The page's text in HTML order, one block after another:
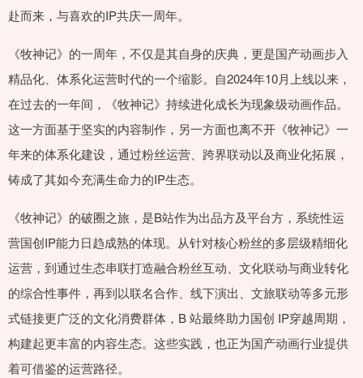
赴而来，与喜欢的IP共庆一周年。
《牧神记》的一周年，不仅是其自身的庆典，更是国产动画步入
精品化、体系化运营时代的一个缩影。自2024年10月上线以来，
在过去的一年间，《牧神记》持续进化成长为现象级动画作品。
这一方面基于坚实的内容制作，另一方面也离不开《牧神记》一
年来的体系化建设，通过粉丝运营、跨界联动以及商业化拓展，
铸成了其如今充满生命力的IP生态。
《牧神记》的破圈之旅，是B站作为出品方及平台方，系统性运
营国创IP能力日趋成熟的体现。从针对核心粉丝的多层级精细化
运营，到通过生态串联打造融合粉丝互动、文化联动与商业转化
的综合性事件，再到以联名合作、线下演出、文旅联动等多元形
式链接更广泛的文化消费群体，B 站最终助力国创 IP穿越周期，
构建起更丰富的内容生态。这些实践，也正为国产动画行业提供
着可借鉴的运营路径。